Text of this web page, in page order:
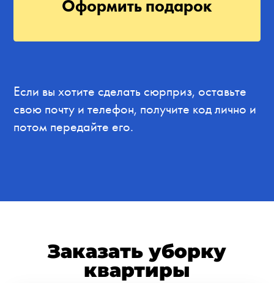
Оформить подарок
Если вы хотите сделать сюрприз, оставьте
свою почту и телефон, получите код лично и
потом передайте его.
Заказать уборку
квартиры